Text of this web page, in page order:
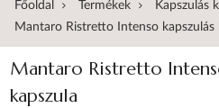
Főoldal Termékek
Kapszulás
Mantaro Ristretto Intenso kapszulás
Mantaro Ristretto
kapszula